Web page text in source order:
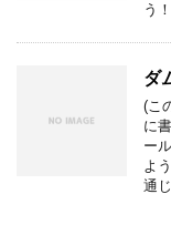
う
ダ
(こ
に
ー
よ
通